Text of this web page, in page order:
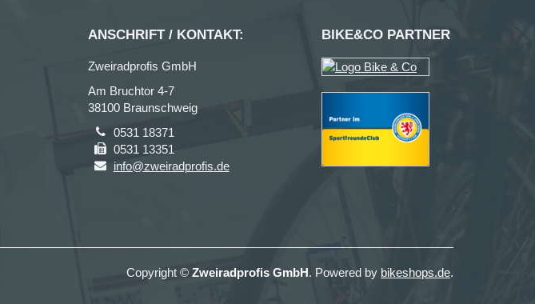
ANSCHRIFT / KONTAKT:
Zweiradprofis GmbH
Am Bruchtor 4-7
38100 Braunschweig
0531 18371
0531 13351
info@zweiradprofis.de
BIKE&CO PARTNER
Copyright © Zweiradprofis GmbH. Powered by bikeshops.de.